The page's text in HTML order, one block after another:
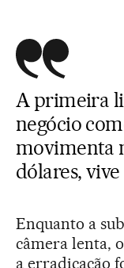
A primeira
negócio
movimenta
dólares,
Enquanto a
câmera lenta,
a erradicação